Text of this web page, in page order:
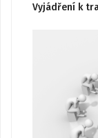
Vyjádření k